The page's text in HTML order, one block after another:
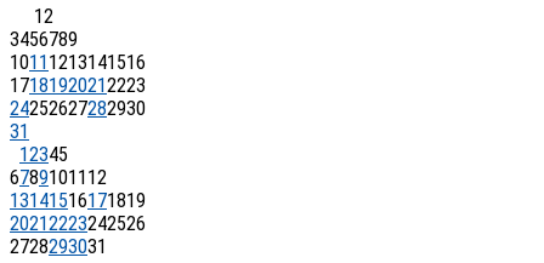
12
3456789
1011 1213141516
17181920212223
24252627282930
31
12345
67891011 12
13141516171819
20212223242526
2728293031